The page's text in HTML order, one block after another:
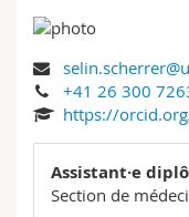
Campus
Recherche
Formation
Droit
Lettres et
Vous êtes
Futurs étudiants
Médias
Ressources
Plan d'accès
+41 26 300
https://
Assistant·e
Section de